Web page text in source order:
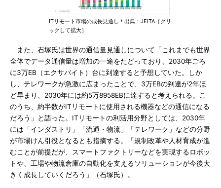
ITリモート市場の成長見通し＊出典：JEITA［クリ
ックして拡大］
また、石塚氏は世界の通信量見通しについて「これまでも世界
全体でデータ通信量は増加の一途をたどっており、2030年ごろ
に3万EB（エクサバイト）台に到達すると予想していた。しか
し、テレワークが急激に広まったことで、3万EBの到達が2年ほ
ど早まり、2030年には約5万8958EBに達すると考えられる。こ
のうち、約半数がITリモートに使用される機器などの通信になる
だろう」と語った。ITリモートの利活用分野としては、2030年
には「インダストリ」「流通・物流」「テレワーク」などの分野
が市場けん引役となるとも指摘する。「規制改革や人材育成が進
むことが前提だが、スマートファクトリーなどを実現するロボッ
トや、工場や物流倉庫の自動化を支えるソリューションが今後大
きく成長していくだろう」（石塚氏）。